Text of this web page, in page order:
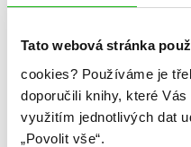
Tato webová stránka
cookies? Používáme je
doporučili knihy, které
využitím jednotlivých dat
„Povolit vše“.